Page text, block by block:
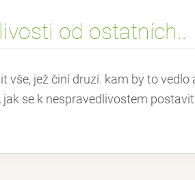
od ostatních..
vše, jež činí druzí. kam by to
se k nespravedlivostem